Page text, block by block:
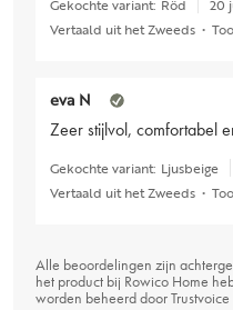
Gekochte variant: Röd
20
Vertaald uit het Zweeds •
eva N
Zeer stijlvol, comfortabel
Gekochte variant: Ljusbeige
Vertaald uit het Zweeds •
Alle beoordelingen zijn
het product bij Rowico Home
worden beheerd doorTrustvoice